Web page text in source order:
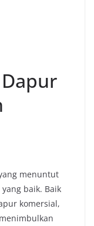
menuntut
baik. Baik
komersial,